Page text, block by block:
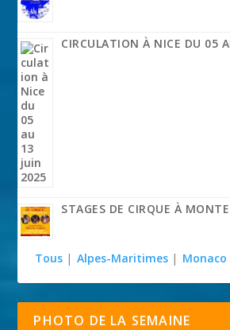
CIRCULATION À NICE DU 05
STAGES DE CIRQUE À
Tous | Alpes-Maritimes | Monaco
PHOTO DE LA SEMAINE